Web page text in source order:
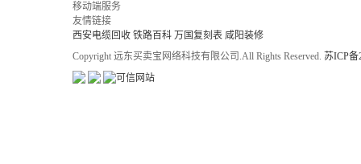
移动端服务
友情链接
西安电缆回收 铁路百科 万国复刻表 咸阳装修
Copyright 远东买卖宝网络科技有限公司.All Rights Reserved. 苏ICP备